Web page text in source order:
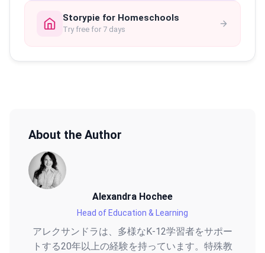
Storypie for Homeschools
Try free for 7 days
About the Author
Alexandra Hochee
Head of Education & Learning
アレクサンドラは、多様なK-12学習者をサポー
トする20年以上の経験を持っています。特殊教